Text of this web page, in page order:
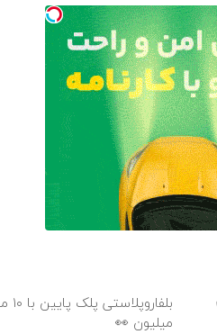
میلیون 👀